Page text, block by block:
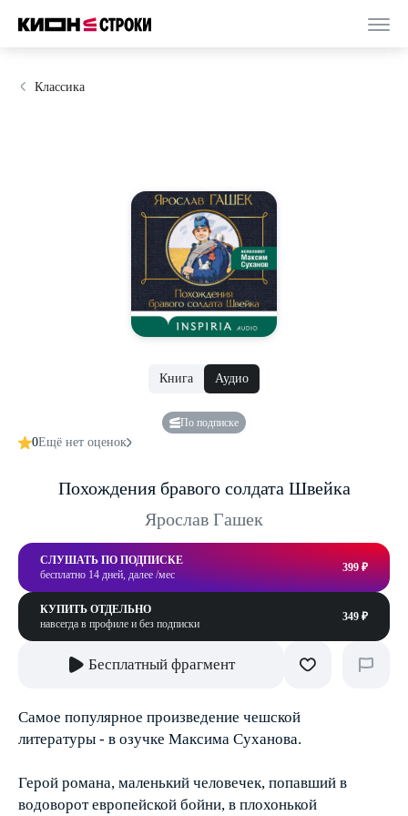
Классика
Книга Аудио
По подписке
0Ещё нет оценок
Похождения бравого солдата Швейка
Ярослав Гашек
СЛУШАТЬ ПО ПОДПИСКЕ
бесплатно 14 дней, далее /мес
399 ₽
КУПИТЬ ОТДЕЛЬНО
навсегда в профиле и без подписки
349 ₽
Бесплатный фрагмент
Самое популярное произведение чешской
литературы - в озучке Максима Суханова.
Герой романа, маленький человечек, попавший в
водоворот европейской бойни, в плохонькой